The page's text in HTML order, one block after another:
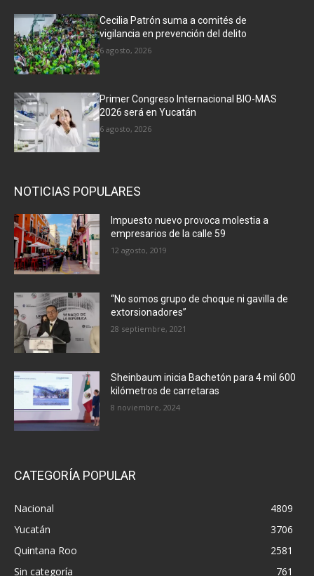
Cecilia Patrón suma a comités de
vigilancia en prevención del delito
6 agosto, 2026
Primer Congreso Internacional BIO-MAS
2026 será en Yucatán
6 agosto, 2026
NOTICIAS POPULARES
Impuesto nuevo provoca molestia a
empresarios de la calle 59
12 agosto, 2019
“No somos grupo de choque ni gavilla de
extorsionadores”
28 septiembre, 2021
Sheinbaum inicia Bachetón para 4 mil 600
kilómetros de carretaras
8 noviembre, 2024
CATEGORÍA POPULAR
Nacional
4809
Yucatán
3706
Quintana Roo
2581
Sin categoría
761